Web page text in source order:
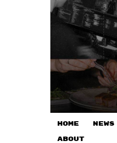
HOME NEWS
ABOUT